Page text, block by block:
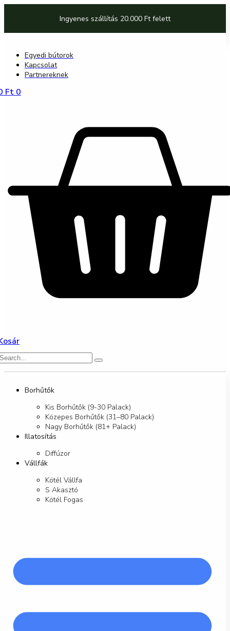
Ingyenes szállítás 20.000 Ft felett
Egyedi bútorok
Kapcsolat
Partnereknek
Ft 0
Borhűtők
Kis Borhűtők (9-30 Palack)
Közepes Borhűtők (31–80 Palack)
Nagy Borhűtők (81+ Palack)
Illatosítás
Diffúzor
Vállfák
Kötél Vállfa
S Akasztó
Kötél Fogas